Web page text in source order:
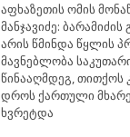
აფხაზეთის ომის
მანჯავიძე: ბარამიძის
არის წმინდა წყლის
მავნებლობა
წინააღმდეგ,
დროს ქართული მხარე
ხვრეტდა